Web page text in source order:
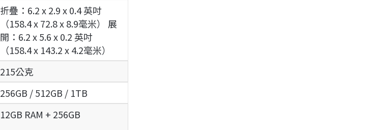
折疊：6.2 x 2.9 x 0.4 英吋
（158.4 x 72.8 x 8.9毫米） 展
開：6.2 x 5.6 x 0.2 英吋
（158.4 x 143.2 x 4.2毫米）
215公克
256GB / 512GB / 1TB
12GB RAM + 256GB